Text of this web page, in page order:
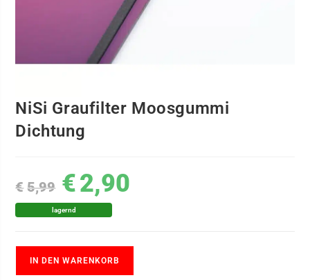
NiSi Graufilter Moosgummi
Dichtung
€ 5,99 €2,90
lagernd
IN DEN WARENKORB